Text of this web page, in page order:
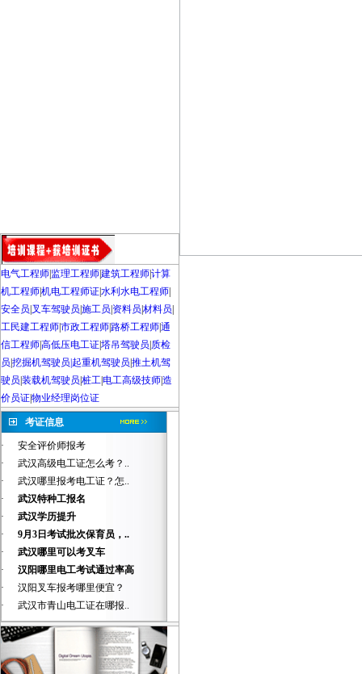
电气工程师 监理工程师建筑工程师计算
机工程师机电工程师证水利水电工程师
安全员 叉车驾驶员 施工员 资料员 材料员
工民建工程师市政工程师路桥工程师通
信工程师高低压电工证塔吊驾驶员 质检
员 挖掘机驾驶员|起重机驾驶员 推土机驾
驶员 装载机驾驶员 桩工电工高级技师造
价员证物业经理岗位证
考证信息
·
安全评价师报考
·
武汉高级电工证怎么考？..
·
武汉哪里报考电工证？怎..
·
武汉特种工报名
·
武汉学历提升
·
9月3日考试批次保育员，..
·
武汉哪里可以考叉车
·
汉阳哪里电工考试通过率高
·
汉阳叉车报考哪里便宜？
·
武汉市青山电工证在哪报..